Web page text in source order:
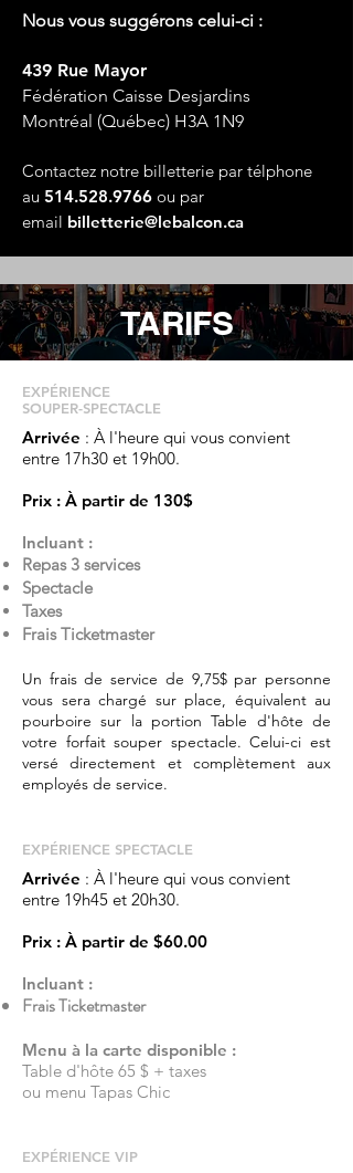
Nous vous suggérons celui-ci :
439 Rue Mayor
Fédération Caisse Desjardins
Montréal (Québec) H3A 1N9
Contactez notre billetterie par télphone
au 514.528.9766 ou par
email billetterie@lebalcon.ca
TARIFS
EXPÉRIENCE
SOUPER-SPECTACLE
Arrivée : À l'heure qui vous convient
entre 17h30 et 19h00.
Prix : À partir de 130$
Incluant :
Repas 3 services
Spectacle
Taxes
Frais Ticketmaster
Un frais de service de 9,75$ par personne
vous sera chargé sur place, équivalent au
pourboire sur la portion Table d'hôte de
votre forfait souper spectacle. Celui-ci est
versé directement et complètement aux
employés de service.
EXPÉRIENCE​ SPECTACLE
Arrivée : À l'heure qui vous convient
entre 19h45 et 20h30.
Prix : À partir de $60.00
Incluant :
Frais Ticketmaster
Menu à la carte disponible :
Table d'hôte 65 $ + taxes
ou menu Tapas Chic
EXPÉRIENCE ​VIP